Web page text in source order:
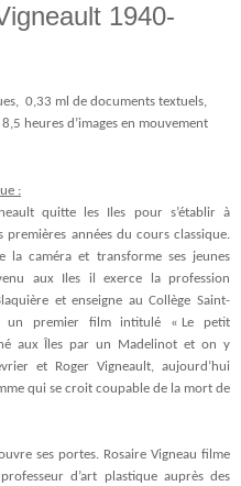
1940-
0,33 ml de documents textuels,
heures d’images en mouvement
:
quitte les Iles pour s’établir à
premières années du cours classique.
caméra et transforme ses jeunes
aux Iles il exerce la profession
et enseigne au Collège Saint-
un premier film intitulé « Le petit
aux Îles par un Madelinot et on y
et Roger Vigneault, aujourd’hui
qui se croit coupable de la mort de
ses portes. Rosaire Vigneau filme
d’art plastique auprès des